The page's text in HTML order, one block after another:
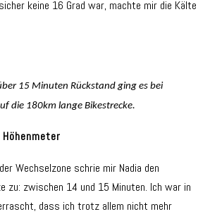
keine 16 Grad war, machte mir die Kälte
15 Minuten Rückstand ging es bei
die 180km lange Bikestrecke.
Wechselzone schrie mir Nadia den
zu: zwischen 14 und 15 Minuten. Ich war in
dass ich trotz allem nicht mehr